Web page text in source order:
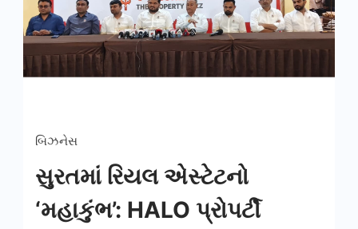
બિઝનેસ
સુરતમાં રિયલ એસ્ટેટનો
‘મહાકુંભ’: HALO પ્રોપર્ટી